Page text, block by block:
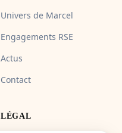
Univers de Marcel
Engagements RSE
Actus
Contact
LÉGAL